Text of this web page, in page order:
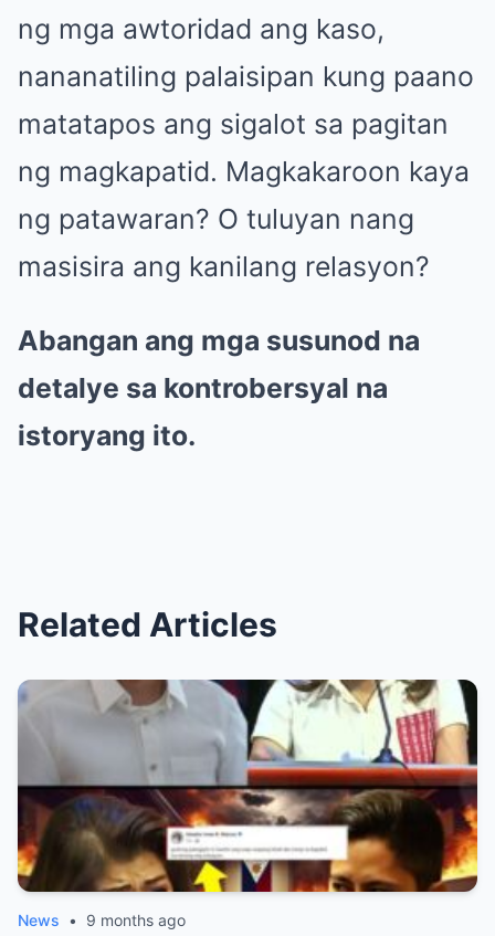
ng mga awtoridad ang kaso,
nananatiling palaisipan kung paano
matatapos ang sigalot sa pagitan
ng magkapatid. Magkakaroon kaya
ng patawaran? O tuluyan nang
masisira ang kanilang relasyon?
Abangan ang mga susunod na
detalye sa kontrobersyal na
istoryang ito.
Related Articles
News • 9 months ago